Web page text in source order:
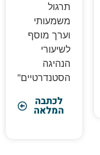
תרגול
משמעותי
וערך מוסף
לשיעורי
הנהיגה
הסטנדרטיים"
לכתבה
המלאה